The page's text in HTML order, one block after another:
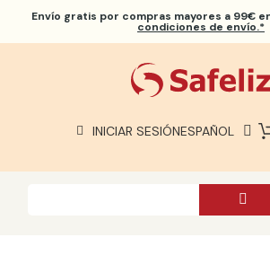
Envío gratis por compras mayores a 99€
condiciones de envío.*
INICIAR SESIÓNESPAÑOL